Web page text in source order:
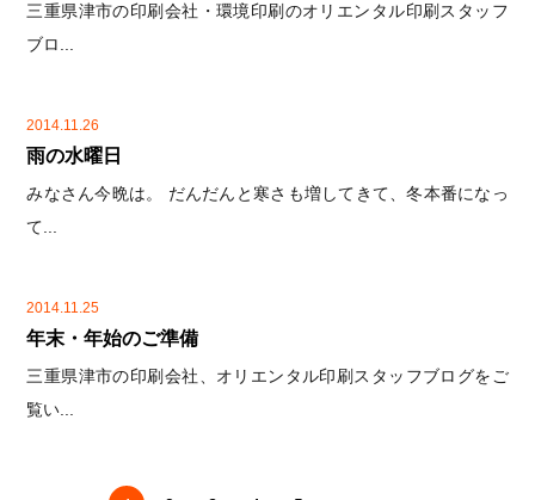
三重県津市の印刷会社・環境印刷のオリエンタル印刷スタッフ
ブロ...
2014.11.26
雨の水曜日
みなさん今晩は。 だんだんと寒さも増してきて、冬本番になっ
て...
2014.11.25
年末・年始のご準備
三重県津市の印刷会社、オリエンタル印刷スタッフブログをご
覧い...